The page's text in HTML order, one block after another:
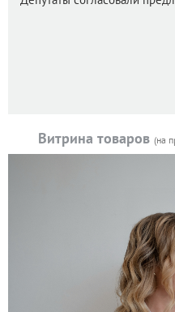
Витрина товаров (на